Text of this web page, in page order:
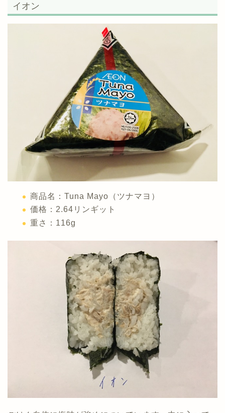
イオン
商品名：Tuna Mayo（ツナマヨ）
価格：2.64リンギット
重さ：116g